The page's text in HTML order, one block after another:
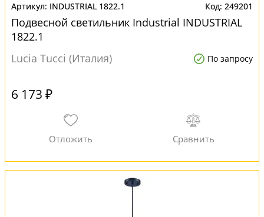
INDUSTRIAL 1822.1 249201
Подвесной светильник Industrial INDUSTRIAL
1822.1
Lucia Tucci (Италия)
По запросу
6 173 ₽